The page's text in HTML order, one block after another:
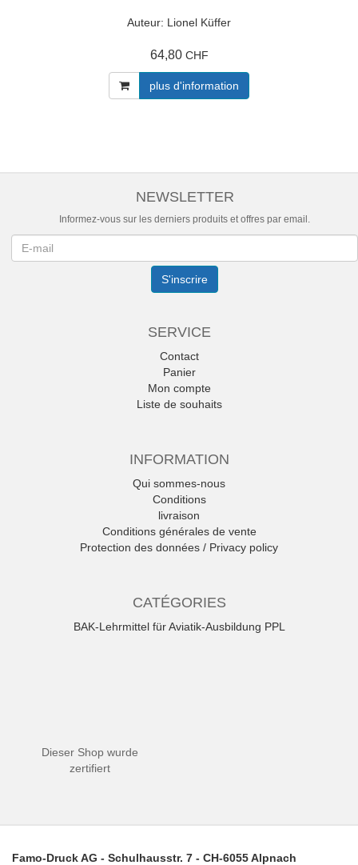
Auteur: Lionel Küffer
64,80 CHF
plus d'information
NEWSLETTER
Informez-vous sur les derniers produits et offres par email.
S'inscrire
SERVICE
Contact
Panier
Mon compte
Liste de souhaits
INFORMATION
Qui sommes-nous
Conditions
livraison
Conditions générales de vente
Protection des données / Privacy policy
CATÉGORIES
BAK-Lehrmittel für Aviatik-Ausbildung PPL
Dieser Shop wurde
zertifiert
Famo-Druck AG - Schulhausstr. 7 - CH-6055 Alpnach